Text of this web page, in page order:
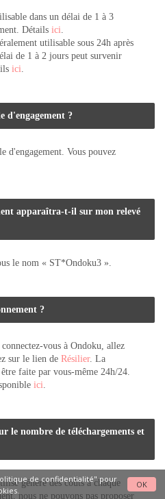
dans un délai de 1 à 3
Détails ici
utilisable sous 24h après
de 1 à 2 jours peut survenir
ici
d'engagement ?
d'engagement. Vous pouvez
apparaîtra-t-il sur mon relevé
le nom « ST*Ondoku3 ».
?
vous à Ondoku, allez
sur le lien de Résilier. La
faite par vous-même 24h/24.
ici
le nombre de téléchargements et
génère des coûts à chaque
nous ne pouvons pas proposer
de confidentialité" pour
OK